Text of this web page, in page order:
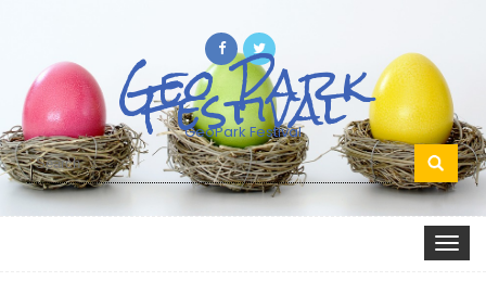
Geo Park
Festival
GeoPark Festival
Search
for:
Toggle